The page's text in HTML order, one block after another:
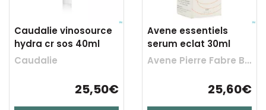
Caudalie vinosource
hydra cr sos 40ml
Caudalie
25,50€
Avene essentiels
serum eclat 30ml
Avene Pierre Fabre Benelux
25,60€